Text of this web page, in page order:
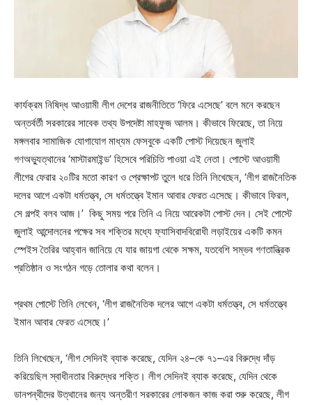
কার্যক্রম নিষিদ্ধ আওয়ামী লীগ দেশের রাজনীতিতে ‘ফিরে এসেছে’ বলে মনে করছেন
অন্তর্বর্তী সরকারের সাবেক তথ্য উপদেষ্টা মাহফুজ আলম। কীভাবে ফিরেছে, তা নিয়ে
মঙ্গলবার সামাজিক যোগাযোগ মাধ্যম ফেসবুকে একটি পোস্ট দিয়েছেন জুলাই
গণঅভ্যুত্থানের ‘মাস্টারমাইন্ড’ হিসেবে পরিচিতি পাওয়া এই নেতা। পোস্টে আওয়ামী
লীগের ফেরার ২০টির মতো কারণ ও প্রেক্ষাপট তুলে ধরে তিনি লিখেছেন, ‘লীগ রাজনৈতিক
দলের আগে একটা ধর্মতত্ত্ব, সে ধর্মতত্ত্বে ইমান আবার ফেরত এসেছে। কীভাবে ফিরল,
সে গল্পই বলব আজ।’ কিছু সময় পরে তিনি এ নিয়ে আরেকটা পোস্ট দেন। সেই পোস্টে
জুলাই আন্দোলনের পক্ষের সব শক্তির মধ্যে ফ্যাসিবাদবিরোধী লড়াইয়ের একটি কমন
স্পেইস তৈরির আহ্বান জানিয়ে যে যার জায়গা থেকে সক্ষম, যতবেশি সম্ভব গণতান্ত্রিক
প্রতিষ্ঠান ও সংগঠন গড়ে তোলার কথা বলেন।
প্রথম পোস্টে তিনি লেখেন, ‘লীগ রাজনৈতিক দলের আগে একটা ধর্মতত্ত্ব, সে ধর্মতত্ত্বে
ইমান আবার ফেরত এসেছে।’
তিনি লিখেছেন, ‘লীগ সেদিনই ব্যাক করেছে, যেদিন ২৪–কে ৭১–এর বিরুদ্ধে দাঁড়
করিয়েছিল স্বাধীনতার বিরুদ্ধের শক্তি। লীগ সেদিনই ব্যাক করেছে, যেদিন থেকে
ডানপন্থীদের উত্থানের জন্য অন্তরীণ সরকারের লোকজন কাজ করা শুরু করেছে, লীগ